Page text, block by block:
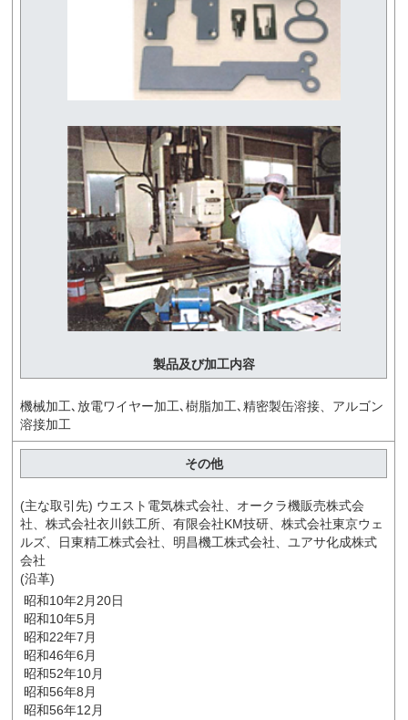
製品及び加工内容
機械加工､放電ワイヤー加工､樹脂加工､精密製缶溶接、アルゴン
溶接加工
その他
(主な取引先) ウエスト電気株式会社、オークラ機販売株式会
社、株式会社衣川鉄工所、有限会社KM技研、株式会社東京ウェ
ルズ、日東精工株式会社、明昌機工株式会社、ユアサ化成株式
会社
(沿革)
昭和10年2月20日
昭和10年5月
昭和22年7月
昭和46年6月
昭和52年10月
昭和56年8月
昭和56年12月